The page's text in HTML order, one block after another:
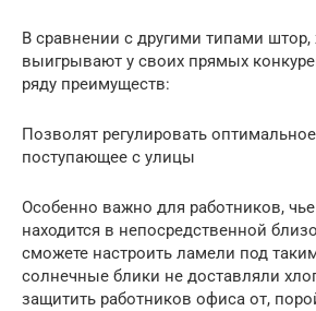
В сравнении с другими типами
выигрывают у своих прямых
ряду преимуществ:
Позволят регулировать
поступающее с улицы
Особенно важно для работников,
находится в непосредственной
сможете настроить ламели под
солнечные блики не доставляли
защитить работников офиса от,